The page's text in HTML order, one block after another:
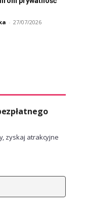
- 27/07/2026
zyskaj atrakcyjne